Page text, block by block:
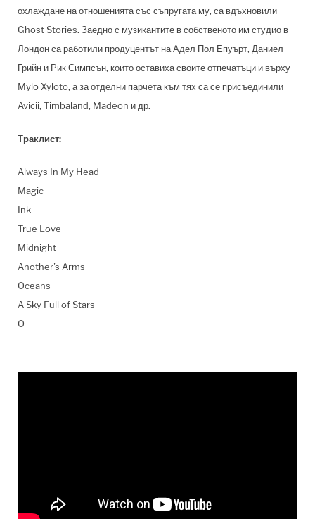
охлаждане на отношенията със съпругата му, са вдъхновили
Ghost Stories. Заедно с музикантите в собственото им студио в
Лондон са работили продуцентът на Адел Пол Епуърт, Даниел
Грийн и Рик Симпсън, които оставиха своите отпечатъци и върху
Mylo Xyloto, а за отделни парчета към тях са се присъединили
Avicii, Timbaland, Madeon и др.
Траклист:
Always In My Head
Magic
Ink
True Love
Midnight
Another's Arms
Oceans
A Sky Full of Stars
O